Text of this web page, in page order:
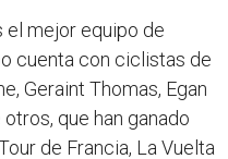
el mejor equipo de
cuenta con ciclistas de
Geraint Thomas, Egan
que han ganado
de Francia, La Vuelta